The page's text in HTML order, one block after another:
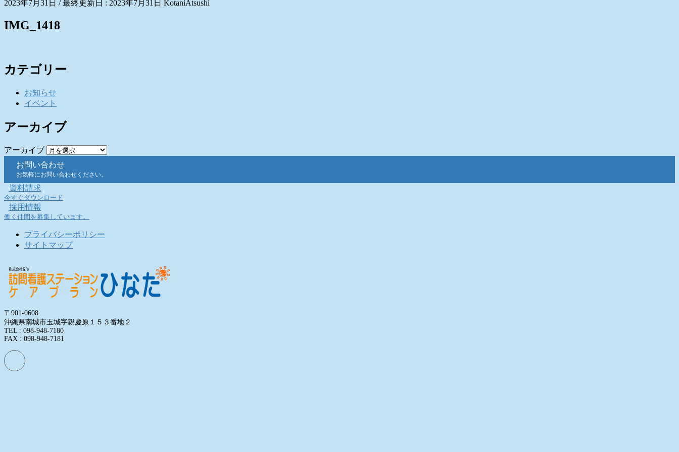
2023年7月31日 / 最終更新日 : 2023年7月31日 KotaniAtsushi
IMG_1418
カテゴリー
お知らせ
イベント
アーカイブ
アーカイブ
お問い合わせ
お気軽にお問い合わせください。
資料請求
今すぐダウンロード
採用情報
働く仲間を募集しています。
プライバシーポリシー
サイトマップ
〒901-0608
沖縄県南城市玉城字親慶原１５３番地２
TEL : 098-948-7180
FAX : 098-948-7181